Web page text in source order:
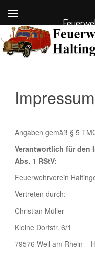
Impressum
Angaben gemäß § 5
Verantwortlich für den
Abs. 1 RStV:
Feuerwehrverein
Vertreten durch:
Christian Müller
Kleine Dorfstr. 6/1
79576 Weil am Rhein –